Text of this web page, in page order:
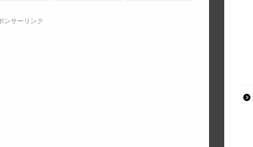
ンサーリンク